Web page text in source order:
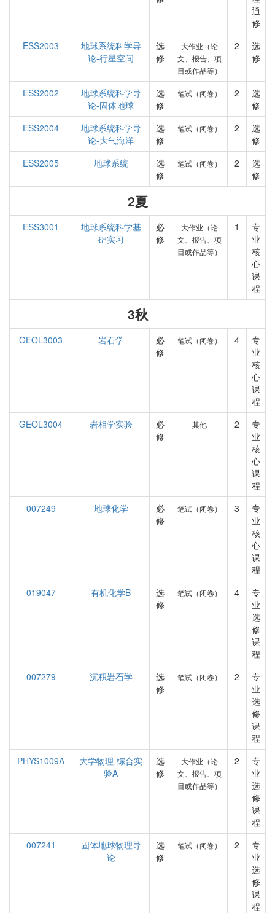
通
修
ESS2003
地球系统科学导
论-行星空间
选
修
大作业（论
文、报告、项
目或作品等）
2
选
修
ESS2002
地球系统科学导
论-固体地球
选
修
笔试（闭卷） 2
选
修
ESS2004
地球系统科学导
论-大气海洋
选
修
笔试（闭卷） 2
选
修
ESS2005
地球系统
选
修
笔试（闭卷） 2
选
修
2夏
ESS3001
地球系统科学基
础实习
必
修
大作业（论
文、报告、项
目或作品等）
1
专
业
核
心
课
程
3秋
GEOL3003 岩石学
必
修
笔试（闭卷） 4
专
业
核
心
课
程
GEOL3004
岩相学实验
必
修
其他 2
专
业
核
心
课
程
007249
地球化学
必
修
笔试（闭卷） 3
专
业
核
心
课
程
019047
有机化学B
选
修
笔试（闭卷） 4
专
业
选
修
课
程
007279
沉积岩石学
选
修
笔试（闭卷） 2
专
业
选
修
课
程
PHYS1009A
大学物理-综合实
验A
选
修
大作业（论
文、报告、项
目或作品等）
2
专
业
选
修
课
程
007241
固体地球物理导
论
选
修
笔试（闭卷） 2
专
业
选
修
课
程